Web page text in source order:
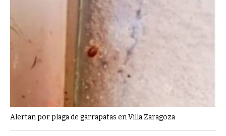
Alertan por plaga de garrapatas en Villa Zaragoza